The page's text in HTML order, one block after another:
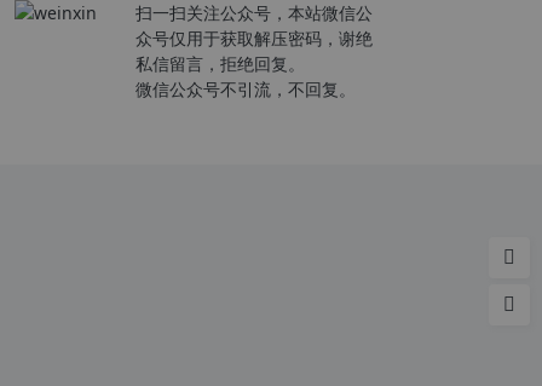
扫一扫关注公众号，本站微信公
众号仅用于获取解压密码，谢绝
私信留言，拒绝回复。
微信公众号不引流，不回复。